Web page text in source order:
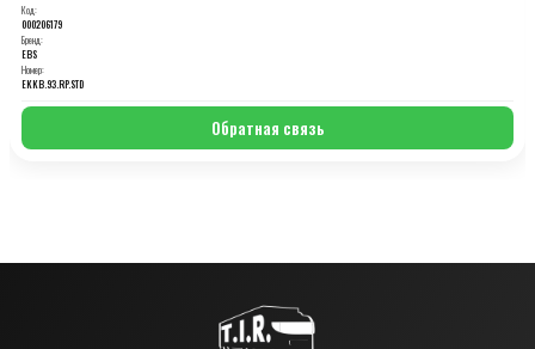
Код:
000206179
Бренд:
EBS
Номер:
EKKB.93.RP.STD
Обратная связь